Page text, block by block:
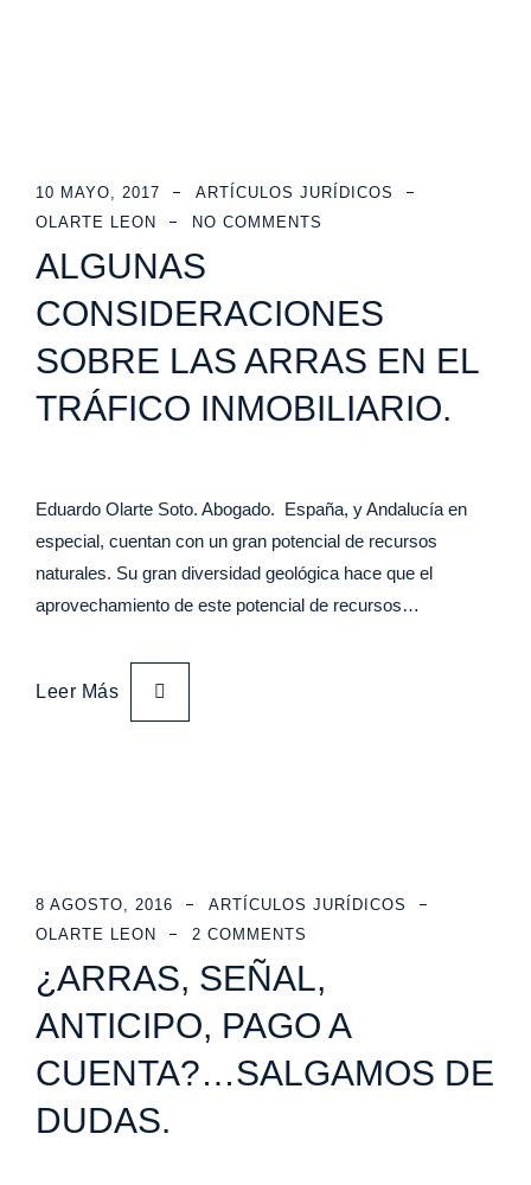
10 MAYO, 2017
ARTÍCULOS JURÍDICOS
OLARTE LEON
NO COMMENTS
ALGUNAS
CONSIDERACIONES
SOBRE LAS ARRAS EN EL
TRÁFICO INMOBILIARIO.
Eduardo Olarte Soto. Abogado. España, y Andalucía en
especial, cuentan con un gran potencial de recursos
naturales. Su gran diversidad geológica hace que el
aprovechamiento de este potencial de recursos…
Leer Más
8 AGOSTO, 2016
ARTÍCULOS JURÍDICOS
OLARTE LEON
2 COMMENTS
¿ARRAS, SEÑAL,
ANTICIPO, PAGO A
CUENTA?…SALGAMOS DE
DUDAS.